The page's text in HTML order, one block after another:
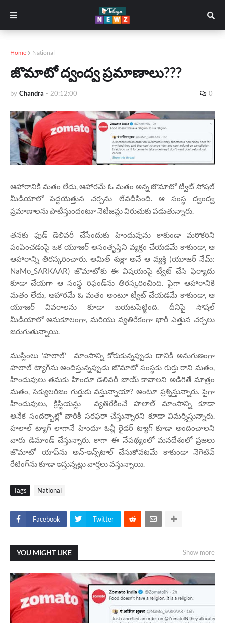
Home National
జొమాటో ద్వంద్వ ప్రమాణాలు???
by Chandra - 20:12:00 0
ఆహారానికి మతం లేదు, ఆహారమే ఓ మతం అన్న జొమాటో ట్వీట్‌ సోషల్
మీడియాలో పెద్దయెత్తున చర్చను లేవదీసింది. ఆ సంస్థ ద్వంద్వ
ప్రమాణాలను పాటిస్తుందంటూ నెటిజన్లు విరుచుకు పడుతున్నారు.
తనకు ఫుడ్ డెలివరీ చేసేందుకు హిందువును కాకుండా మరొకరిని
పంపించడంపై ఒక యూజర్ అసంతృప్తిని వ్యక్తం చేయడమే కాకుండా, ఆ
ఆహారాన్ని తిరస్కరించారు. అమిత్ శుక్లా అనే ఆ వ్యక్తి (యూజర్ నేమ్:
NaMo_SARKAAR) జొమాటోకు ఈ విషయంపై ట్వీట్ చేసి ఫిర్యాదు
కూడా చేయగా ఆ సంస్థ రిఫండ్‌ను తిరస్కరించింది. పైగా ఆహారానికి
మతం లేదు, ఆహారమే ఓ మతం అంటూ ట్వీట్ చేయడమే కాకుండా, ఆ
యూజర్ వివరాలను కూడా బయటపెట్టింది. దీనిపై సోషల్
మీడియాలో అనుకూలంగా, మరియు వ్యతిరేకంగా భారీ ఎత్తున చర్చలు
జరుగుతున్నాయి.
ముస్లింలు 'హలాల్' మాంసాన్ని కోరుకున్నప్పుడు దానికి అనుగుణంగా
హలాల్ ట్యాగ్‌ను అందిస్తున్నప్పుడు జొమాటో సంస్థకు గుర్తు రాని మతం,
హిందువులు తమకు హిందూ డెలివరీ బాయ్ కావాలని అడిగితే మాత్రం
మతం, సెక్యులరిజం గుర్తుకు వస్తున్నాయా? అంటూ ప్రశ్నిస్తున్నారు. పైగా
హిందువులు, క్రిస్టియన్లు వ్యతిరేకించే హలాల్ మాంసాన్ని కూడా
అనేక సందర్భాల్లో వారికి సరఫరా చేస్తున్నారని కూడా విమర్శిస్తున్నారు.
హలాల్ ట్యాగ్ లాగానే హిందూ ఓన్లీ రైడర్ ట్యాగ్ కూడా అందించాలని
వారు డిమాండ్ చేస్తున్నారు. కాగా ఈ నేపథ్యంలో మనదేశంలో ప్రజలు
జొమాటో యాప్‌ను అన్-ఇన్స్‌టాల్ చేసుకోవటమే కాకుండా నెగెటివ్
రేటింగ్‌ను కూడా ఇస్తున్నట్లు వార్తలు వస్తున్నాయి.
Tags National
Facebook Twitter
YOU MIGHT LIKE Show more